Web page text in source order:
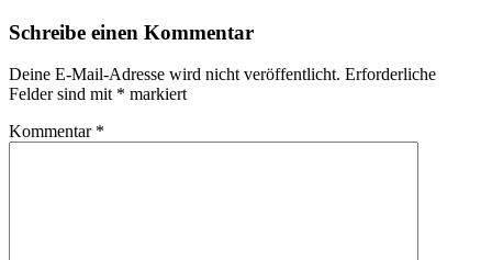
Schreibe einen Kommentar
Deine E-Mail-Adresse wird nicht veröffentlicht. Erforderliche
Felder sind mit * markiert
Kommentar *